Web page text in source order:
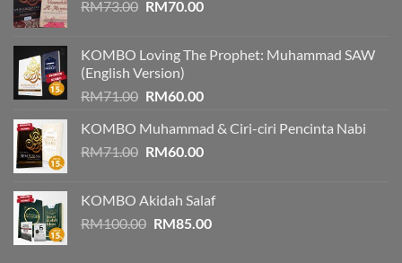
RM73.00 Original
RM73.00.
RM70.00Current
RM70.00.
KOMBO Loving The Prophet: Muhammad SAW
(English Version)
RM71.00 Original
was:
RM71.00.
RM60.00Current
is:
RM60.00.
KOMBO Muhammad & Ciri-ciri Pencinta Nabi
RM71.00 Original
RM71.00.
RM60.00Current
RM60.00.
KOMBO Akidah Salaf
RM100.00 Original
RM85.00Current